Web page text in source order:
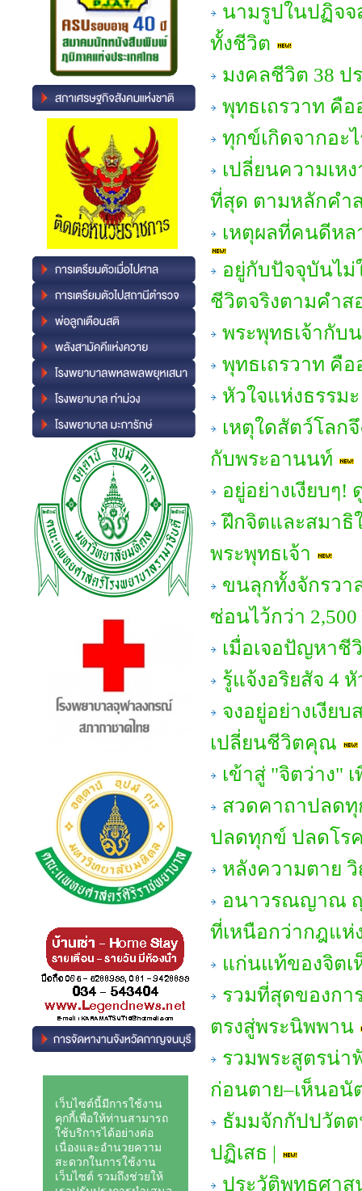
นามรูปในปฏิจจ
ทั้งชีวิต
มงคลชีวิต 38 ป
พุทธเถรวาท คือ
ทุกข์เกิดจากอะ
เปลี่ยนความเห
ที่สุด ตามหลักคำ
เหตุผลที่คนดีห
อยู่กับปัจจุบันไ
ชีวิตจริงตามคำส
พระพุทธเจ้ากับ
พุทธเถรวาท คือ
หัวใจแห่งธรรม
เหตุใดสัตว์โลก
กับพระอานนท์
อยู่อย่างเงียบๆ!
ฝึกจิตและสมาธิ
พระพุทธเจ้า
ขนลุกทั้งจักรวา
ซ่อนไว้กว่า
เมื่อเจอปัญหาชี
รู้แจ้งอริยสัจ 4
จงอยู่อย่างเงีย
เปลี่ยนชีวิตคุณ
เข้าสู่ "จิตว่าง"
สวดคาถาปลด
ปลดทุกข์ ปลดโร
หลังความตาย
อนาวรณญาณ
ที่เหนือกว่ากฎแห่
แก่นแท้ของจิตเ
รวมที่สุดของกา
ตรงสู่พระนิพพาน
รวมพระสูตรน่า
ก่อนตาย–เห็นอ
ธัมมจักกัปปวัตต
ปฏิเสธ |
ประวัติพุทธศาส